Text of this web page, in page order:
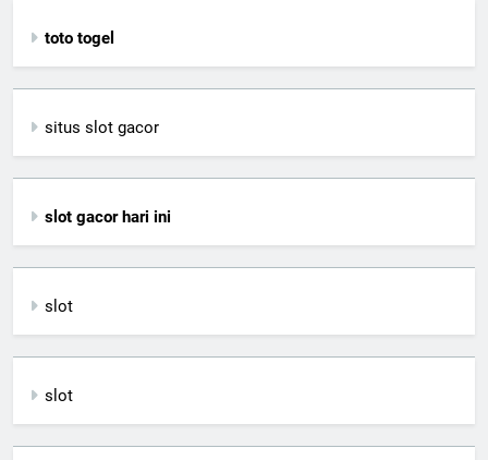
toto togel
situs slot gacor
slot gacor hari ini
slot
slot